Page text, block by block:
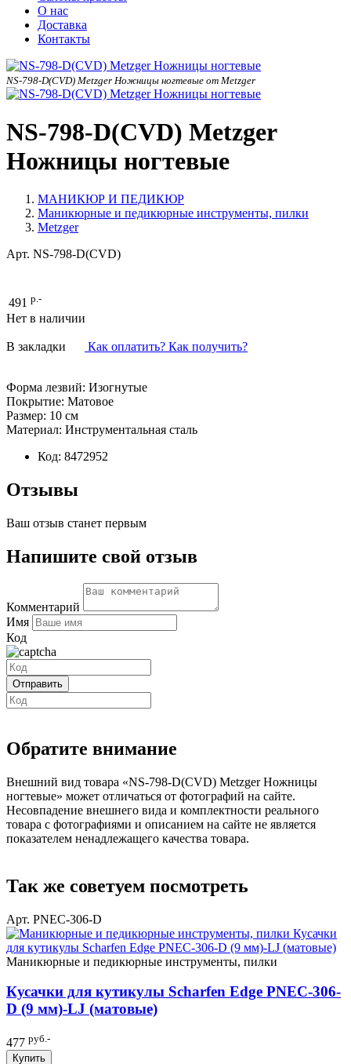
О нас
Доставка
Контакты
NS-798-D(CVD) Metzger Ножницы ногтевые от Metzger
NS-798-D(CVD) Metzger
Ножницы ногтевые
МАНИКЮР И ПЕДИКЮР
Маникюрные и педикюрные инструменты, пилки
Metzger
Арт. NS-798-D(CVD)
491 р.-
Нет в наличии
В закладки Как оплатить? Как получить?
Форма лезвий: Изогнутые
Покрытие: Матовое
Размер: 10 см
Материал: Инструментальная сталь
Код: 8472952
Отзывы
Ваш отзыв станет первым
Напишите свой отзыв
Комментарий
Имя
Код
Обратите внимание
Внешний вид товара «NS-798-D(CVD) Metzger Ножницы
ногтевые» может отличаться от фотографий на сайте.
Несовпадение внешнего вида и комплектности реального
товара с фотографиями и описанием на сайте не является
показателем ненадлежащего качества товара.
Так же советуем посмотреть
Арт. PNEC-306-D
Маникюрные и педикюрные инструменты, пилки
Кусачки для кутикулы Scharfen Edge PNEC-306-
D (9 мм)-LJ (матовые)
477 руб.-
Купить